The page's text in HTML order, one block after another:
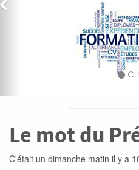
Le mot du
C'était un dimanche matin il y a